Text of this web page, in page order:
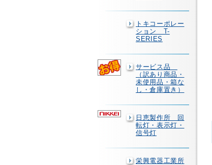
トキコーポレー
ション T-
SERIES
サービス品
（訳あり商品・
未使用品・箱な
し・倉庫置き）
日恵製作所 回
転灯・表示灯・
信号灯
栄興電器工業所